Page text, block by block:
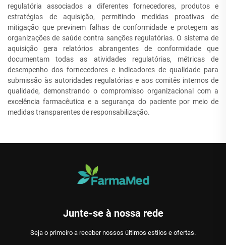
regulatória associados a diferentes fornecedores, produtos e
estratégias de aquisição, permitindo medidas proativas de
mitigação que previnem falhas de conformidade e protegem as
organizações de saúde contra sanções regulatórias. O sistema de
aquisição gera relatórios abrangentes de conformidade que
documentam todas as atividades regulatórias, métricas de
desempenho dos fornecedores e indicadores de qualidade para
submissão às autoridades regulatórias e aos comitês internos de
qualidade, demonstrando o compromisso organizacional com a
excelência farmacêutica e a segurança do paciente por meio de
medidas transparentes de responsabilização.
Junte-se à nossa rede
Seja o primeiro a receber nossos últimos estilos e ofertas.